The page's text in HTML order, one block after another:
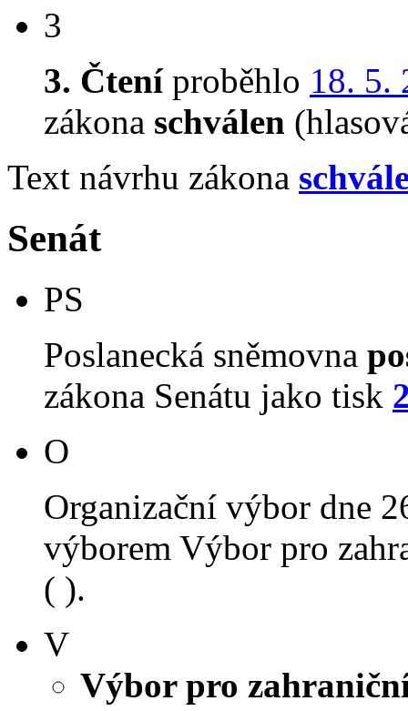
3
3. Čteníproběhlo 18. 5.
zákona schválen
Text návrhu zákona
Senát
PS
Poslanecká sněmovna
zákona Senátu jako tisk
O
Organizační výbor dne
výborem Výbor pro
( ).
V
Výbor pro